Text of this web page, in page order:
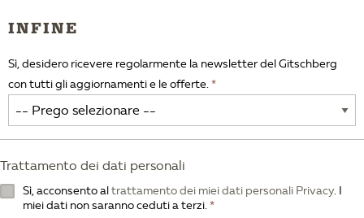
INFINE
Sì, desidero ricevere regolarmente la newsletter del Gitschberg
con tutti gli aggiornamenti e le offerte.
Trattamento dei dati personali
Sì, acconsento altrattamento dei miei dati personali Privacy. I
miei dati non saranno ceduti a terzi.